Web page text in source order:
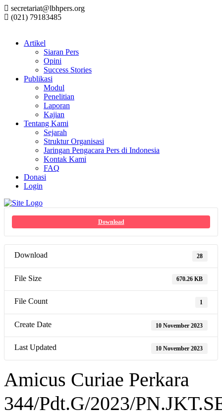
secretariat@lbhpers.org
(021) 79183485
Artikel
Siaran Pers
Opini
Success Stories
Publikasi
Modul
Penelitian
Laporan
Kajian
Tentang Kami
Sejarah
Struktur Organisasi
Jaringan Pengacara Pers di Indonesia
Kontak Kami
FAQ
Donasi
Login
Download
Download 28
File Size 670.26 KB
File Count 1
Create Date 10 November 2023
Last Updated 10 November 2023
Amicus Curiae Perkara
344/Pdt.G/2023/